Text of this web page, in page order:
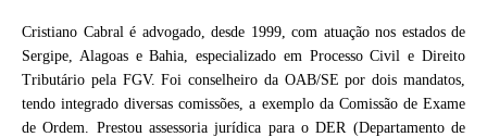
Cristiano Cabral é advogado, desde 1999, com atuação nos estados de
Sergipe, Alagoas e Bahia, especializado em Processo Civil e Direito
Tributário pela FGV. Foi conselheiro da OAB/SE por dois mandatos,
tendo integrado diversas comissões, a exemplo da Comissão de Exame
de Ordem. Prestou assessoria jurídica para o DER (Departamento de